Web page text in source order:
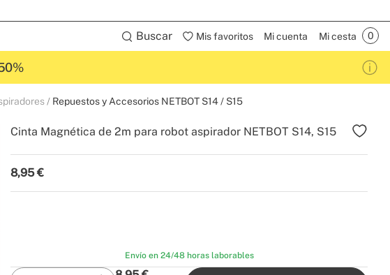
Buscar Mis favoritos Mi cuenta Mi cesta
Repuestos y Accesorios NETBOT S14 / S15
Cinta Magnética de 2m para robot aspirador NETBOT S14, S15
8,95 €
Envío en 24/48 horas laborables